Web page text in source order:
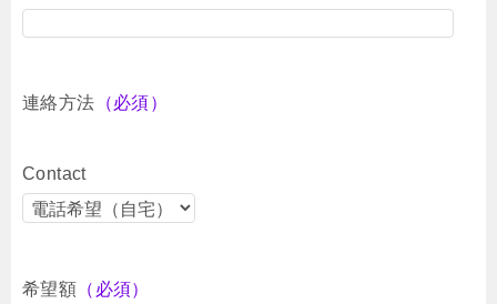
連絡方法 （必須）
Contact
希望額 （必須）